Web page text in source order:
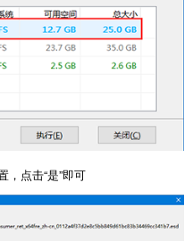
，点击“是”即可